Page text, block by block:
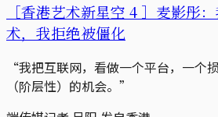
［香港艺术新星空 4 ］麦影彤
术，我拒绝被僵化
“我把互联网，看做一个平台，一个
（阶层性）的机会。”